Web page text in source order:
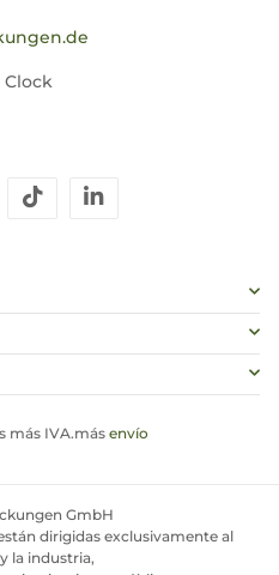
Clock
tiktok
más IVA.más envío
GmbH
dirigidas exclusivamente al
la industria,